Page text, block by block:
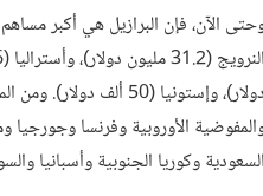
دولار)، وإستونيا (50
الأوروبية وفرنسا وجورجيا
وكوريا الجنوبية وأسبانيا